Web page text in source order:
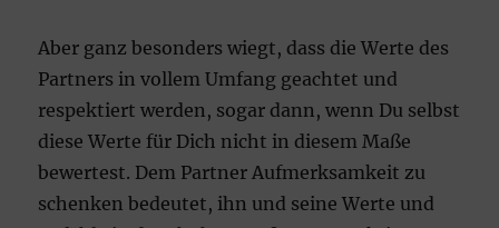
Aber ganz besonders wiegt, dass die Werte des
Partners in vollem Umfang geachtet und
respektiert werden, sogar dann, wenn Du selbst
diese Werte für Dich nicht in diesem Maße
bewertest. Dem Partner Aufmerksamkeit zu
schenken bedeutet, ihn und seine Werte und